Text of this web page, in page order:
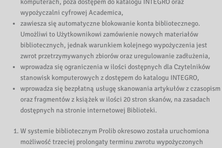
wypożyczalni cyfrowej Academica,
zawiesza się automatyczne blokowanie konta bibliotecznego.
Umożliwi to Użytkownikowi zamówienie nowych materiałów
bibliotecznych, jednak warunkiem kolejnego wypożyczenia jest
zwrot przetrzymywanych zbiorów oraz uregulowanie zadłużenia,
wprowadza się ograniczenia w ilości dostępnych dla Czytelników
stanowisk komputerowych z dostępem do katalogu INTEGRO,
wprowadza się bezpłatną usługę skanowania artykułów z czasopism
oraz fragmentów z książek w ilości 20 stron skanów, na zasadach
dostępnych na stronie internetowej Biblioteki.
W systemie bibliotecznym Prolib okresowo została uruchomiona
możliwość trzeciej prolongaty terminu zwrotu wypożyczonych